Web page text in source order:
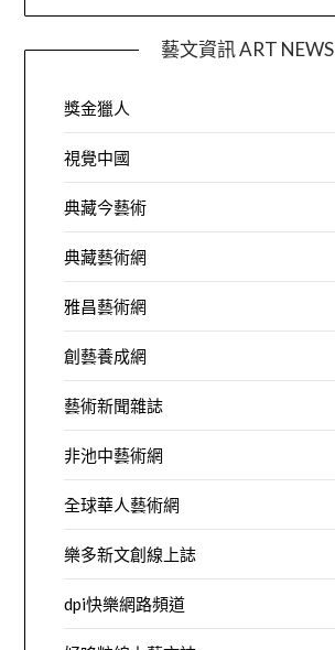
藝文資訊 ART NEWS
獎金獵人
視覺中國
典藏今藝術
典藏藝術網
雅昌藝術網
創藝養成網
藝術新聞雜誌
非池中藝術網
全球華人藝術網
樂多新文創線上誌
dpi快樂網路頻道